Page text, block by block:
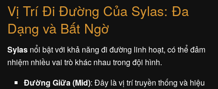
Vị Trí Đi Đường Của Sylas: Đa
Dạng và Bất Ngờ
Sylas nổi bật với khả năng đi đường linh hoạt, có thể đảm
nhiệm nhiều vai trò khác nhau trong đội hình.
Đường Giữa (Mid): Đây là vị trí truyền thống và hiệu